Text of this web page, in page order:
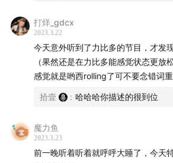
日。
每位用户仅限领取一次，数量有限先
成立于 2016 年，全球范围注册的女性
打烊_gdcx
2023.3.22
今天意外听到了力比多的节目，才发
（果然还是在力比多能感觉状态更放
感觉就是哟西rolling了可不要念错词重
拾壹 : 哈哈哈你描述的很到位
魔力鱼
2023.3.23
前一晚听着听着就呼呼大睡了，今天